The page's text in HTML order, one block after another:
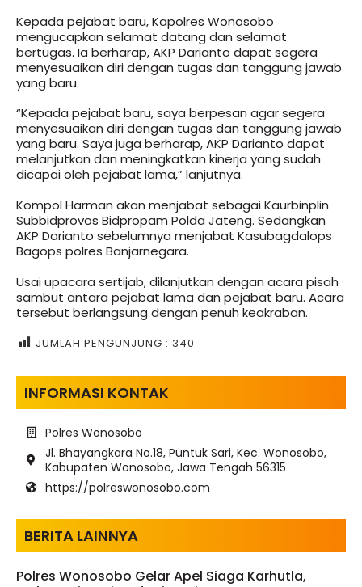
Kepada pejabat baru, Kapolres Wonosobo
mengucapkan selamat datang dan selamat
bertugas. Ia berharap, AKP Darianto dapat segera
menyesuaikan diri dengan tugas dan tanggung jawab
yang baru.
“Kepada pejabat baru, saya berpesan agar segera
menyesuaikan diri dengan tugas dan tanggung jawab
yang baru. Saya juga berharap, AKP Darianto dapat
melanjutkan dan meningkatkan kinerja yang sudah
dicapai oleh pejabat lama,” lanjutnya.
Kompol Harman akan menjabat sebagai Kaurbinplin
Subbidprovos Bidpropam Polda Jateng. Sedangkan
AKP Darianto sebelumnya menjabat Kasubagdalops
Bagops polres Banjarnegara.
Usai upacara sertijab, dilanjutkan dengan acara pisah
sambut antara pejabat lama dan pejabat baru. Acara
tersebut berlangsung dengan penuh keakraban.
JUMLAH PENGUNJUNG : 340
INFORMASI KONTAK
Polres Wonosobo
Jl. Bhayangkara No.18, Puntuk Sari, Kec. Wonosobo,
Kabupaten Wonosobo, Jawa Tengah 56315
https://polreswonosobo.com
BERITA LAINNYA
Polres Wonosobo Gelar Apel Siaga Karhutla,